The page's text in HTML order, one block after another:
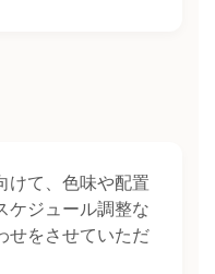
けて、色味や配置
ケジュール調整な
せをさせていただ